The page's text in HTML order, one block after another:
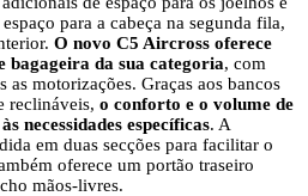
para a cabeça na segunda fila,
O novo C5 Aircross oferece
bagageira da sua categoria, com
motorizações. Graças aos bancos
reclináveis, o conforto e o volume de
necessidades específicas. A
em duas secções para facilitar o
oferece um portão traseiro
mãos-livres.